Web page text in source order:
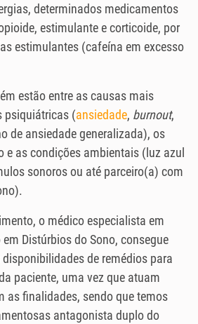
determinados medicamentos
estimulante e corticoide, por
estimulantes (cafeína em excesso
estão entre as causas mais
psiquiátricas (ansiedade, burnout,
de ansiedade generalizada), os
e as condições ambientais (luz azul
sonoros ou até parceiro(a) com
o médico especialista em
Distúrbios do Sono, consegue
de remédios para
paciente, uma vez que atuam
as finalidades, sendo que temos
antagonista duplo do